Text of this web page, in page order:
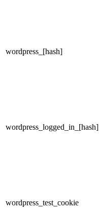
wordpress_[hash]
wordpress_logged_in_[hash]
wordpress_test_cookie